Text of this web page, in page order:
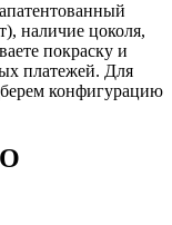
наличие цоколя,
покраску и
платежей. Для
конфигурацию